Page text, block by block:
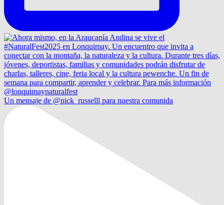
Un mensaje de @nick_russelll para nuestra comunida